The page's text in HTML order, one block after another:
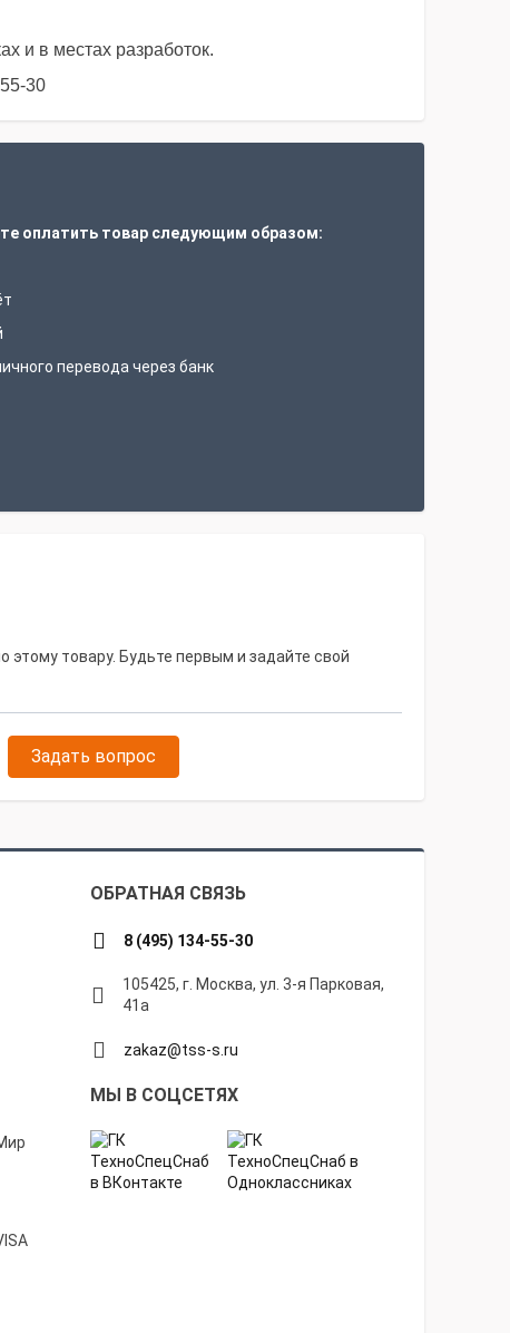
и в местах разработок.
30
оплатить товар следующим образом:
перевода через банк
этому товару. Будьте первым и задайте свой
Задать вопрос
ОБРАТНАЯ СВЯЗЬ
8 (495) 134-55-30
105425, г. Москва, ул. 3-я Парковая,
41а
zakaz@tss-s.ru
МЫ В СОЦСЕТЯХ